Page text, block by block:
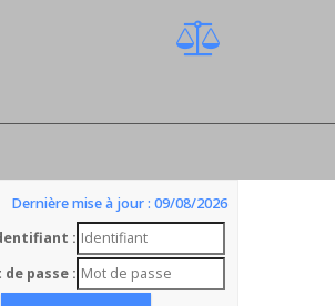
Dernière mise à jour : 09/08/2026
:
de passe :